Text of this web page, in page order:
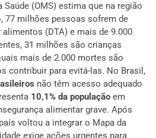
Saúde (OMS) estima que na região
77 milhões pessoas sofrem de
(DTA) e mais de 9.000
31 milhões são crianças
mais de 2.000 mortes são
contribuir para evitá-las. No Brasil,
não têm acesso adequado
10,1% da população em
alimentar grave. Após
voltou a integrar o Mapa da
exige ações urgentes para